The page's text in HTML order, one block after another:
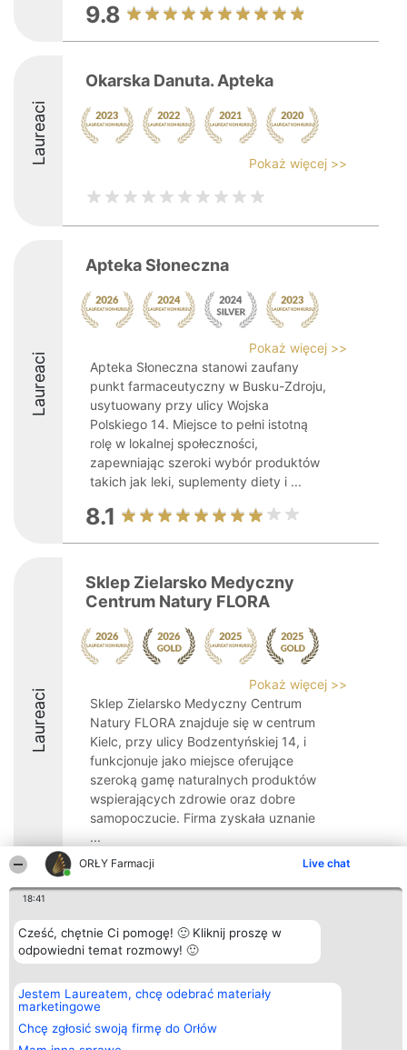
ORŁY Farmacji Live chat
18:41
Cześć, chętnie Ci pomogę! 🙂 Kliknij proszę w
odpowiedni temat rozmowy! 🙂
Jestem Laureatem, chcę odebrać materiały
marketingowe
Chcę zgłosić swoją firmę do Orłów
9.8
Laureaci
Okarska Danuta. Apteka
Pokaż więcej >>
Laureaci
Apteka Słoneczna
Pokaż więcej >>
Apteka Słoneczna stanowi zaufany
punkt farmaceutyczny w Busku-Zdroju,
usytuowany przy ulicy Wojska
Polskiego 14. Miejsce to pełni istotną
rolę w lokalnej społeczności,
zapewniając szeroki wybór produktów
takich jak leki, suplementy diety i ...
8.1
Laureaci
Sklep Zielarsko Medyczny
Centrum Natury FLORA
Pokaż więcej >>
Sklep Zielarsko Medyczny Centrum
Natury FLORA znajduje się w centrum
Kielc, przy ulicy Bodzentyńskiej 14, i
funkcjonuje jako miejsce oferujące
szeroką gamę naturalnych produktów
wspierających zdrowie oraz dobre
samopoczucie. Firma zyskała uznanie
...
9.4
Organizator plebiscytu
Bright Side Solutions sp. z o.
o. sp. k.
Wrocław 50-079
KRS 0000749100 | Regon
381313360 | NIP 8943132676
+48 508 492 400
Plebiscyt
Laureaci
Lista
Laureatów
Zasady
Polityka
Kontakt